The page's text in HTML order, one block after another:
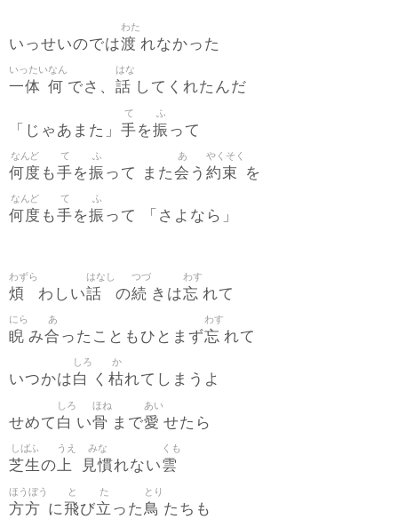
いっせいのでは渡
わた
れなかった
一体
いったい
何
なん
でさ、 話
はな
してくれたんだ
「じゃあまた」 手
て
を振
ふ
って
何度
なんど
も手
て
を振
ふ
って また会
あ
う 約束
やくそく
を
何度
なんど
も手
て
を振
ふ
って 「さよなら」
煩
わずら
わしい話
はなし
の続
つづ
きは忘
わす
れて
睨
にら
み合
あ
ったこともひとまず忘
わす
れて
いつかは白
しろ
く 枯
か
れてしまうよ
せめて 白
しろ
い骨
ほね
まで愛
あい
せたら
芝生
しばふ
の上
うえ
見慣
みな
れない雲
くも
方方
ほうぼう
に飛
と
び立
た
った 鳥
とり
たちも